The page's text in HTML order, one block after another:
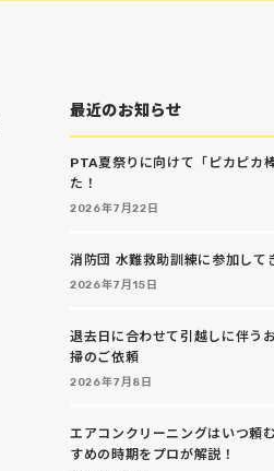
最近のお知らせ
PTA夏祭りに向けて「ピカピカ
た！
2026年7月22日
消防団 水難救助訓練に参加して
2026年7月15日
退去日に合わせて引越しに伴う
掃のご依頼
2026年7月8日
エアコンクリーニングはいつ頼
すめの時期をプロが解説！